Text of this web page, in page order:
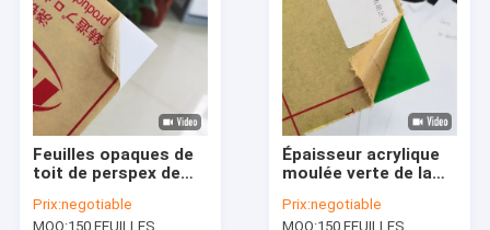
Au sujet de nous
Visite d'usine
Contrôle de qualité
Feuilles opaques de
toit de perspex de
3mm pour la
Prix:negotiable
MOQ:150 FEUILLES
Épaisseur acrylique
moulée verte de la
2.8mm de couleur de
Prix:negotiable
MOQ:150 FEUILLES